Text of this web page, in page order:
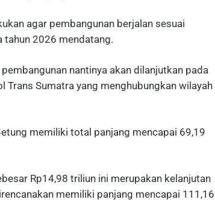
agar pembangunan berjalan sesuai
tahun 2026 mendatang.
nantinya akan dilanjutkan pada
Trans Sumatra yang menghubungkan wilayah
memiliki total panjang mencapai 69,19
Rp14,98 triliun ini merupakan kelanjutan
memiliki panjang mencapai 111,16